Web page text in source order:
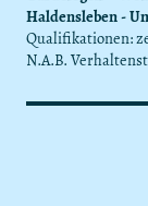
Haldensleben -
Qualifikationen:
N.A.B.